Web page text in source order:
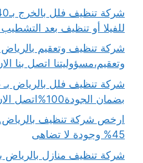
للفيلا أو تنظيف بعد
وتعقيم،مسؤوليتنا اتصل بنا
بضمان الجودة100%اتصل الان
ارخص شركة تنظيف
45% وجودة لا تضاهى